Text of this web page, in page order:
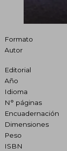
Formato
Autor
Editorial
Año
Idioma
N° páginas
Encuadernación
Dimensiones
Peso
ISBN